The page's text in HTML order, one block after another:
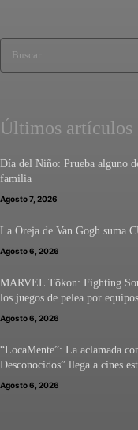
Buscar
Últimos artículos
Día del Niño: Prueba alguno
familia
Agosto 7, 2026
La Oreja de Van Gogh suma
Agosto 6, 2026
MARVEL Tōkon: Fighting
los juegos de pelea por
Agosto 6, 2026
“LocaMente”: La aclamada
Desconocidos” llega a cines
Agosto 6, 2026